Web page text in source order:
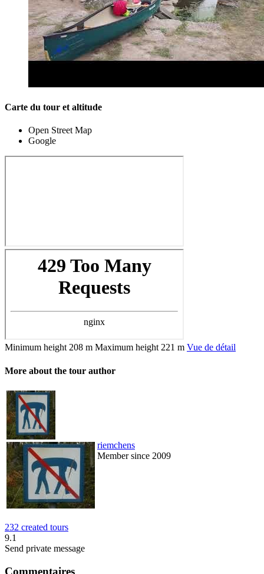
Carte du tour et altitude
Open Street Map
Google
Minimum height 208 m Maximum height 221 m Vue de détail
More about the tour author
riemchens
Member since 2009
232 created tours
9.1
Send private message
Commentaires